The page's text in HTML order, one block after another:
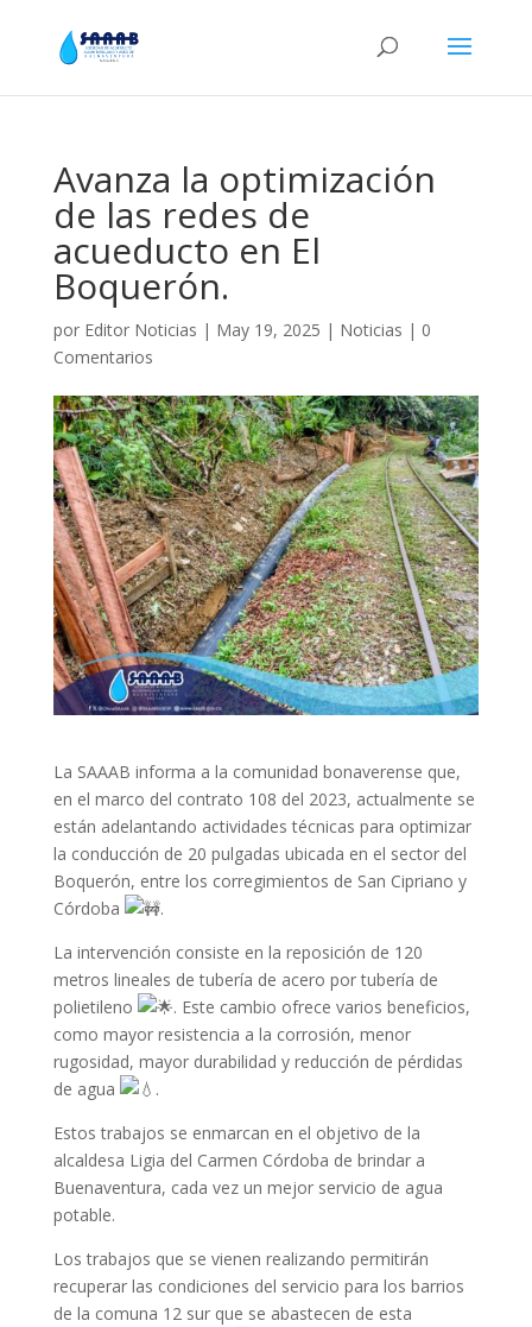
Avanza la optimización
de las redes de
acueducto en El
Boquerón.
por Editor Noticias | May 19, 2025 | Noticias | 0
Comentarios
La SAAAB informa a la comunidad bonaverense que,
en el marco del contrato 108 del 2023, actualmente se
están adelantando actividades técnicas para optimizar
la conducción de 20 pulgadas ubicada en el sector del
Boquerón, entre los corregimientos de San Cipriano y
Córdoba
.
La intervención consiste en la reposición de 120
metros lineales de tubería de acero por tubería de
polietileno
. Este cambio ofrece varios beneficios,
como mayor resistencia a la corrosión, menor
rugosidad, mayor durabilidad y reducción de pérdidas
de agua
.
Estos trabajos se enmarcan en el objetivo de la
alcaldesa Ligia del Carmen Córdoba de brindar a
Buenaventura, cada vez un mejor servicio de agua
potable.
Los trabajos que se vienen realizando permitirán
recuperar las condiciones del servicio para los barrios
de la comuna 12 sur que se abastecen de esta